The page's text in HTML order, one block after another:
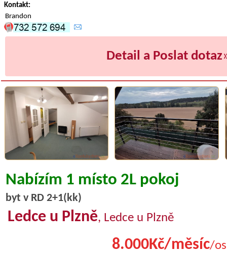
Kontakt:
Brandon
Detail a Poslat dotaz
Nabízím 1 místo 2L pokoj
byt v RD 2+1(kk)
Ledce u Plzně, Ledce u Plzně
8.000Kč/měsíc/